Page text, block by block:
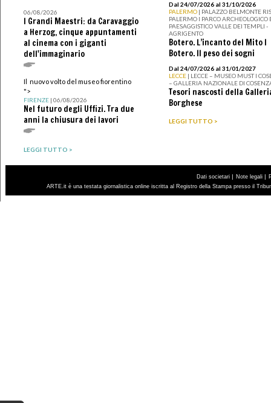
06/08/2026
I Grandi Maestri: da Caravaggio
a Herzog, cinque appuntamenti
al cinema con i giganti
dell'immaginario
Il nuovo volto del museo fiorentino
">
FIRENZE| 06/08/2026
Nel futuro degli Uffizi. Tra due
anni la chiusura dei lavori
LEGGI TUTTO >
Dal 24/07/2026 al 31/10/2026
PALERMO | PALAZZO BELMONTE
PALERMO I PARCO ARCHEOLOGICO
PAESAGGISTICO VALLE DEI TEMPLI -
AGRIGENTO
Botero. L’incanto del Mito I
Botero. Il peso dei sogni
Dal 24/07/2026 al 31/01/2027
LECCE | LECCE – MUSEO MUST I
– GALLERIA NAZIONALE DI
Tesori nascosti della
Borghese
LEGGI TUTTO >
Dati societari | Note legali |
ARTE.it è una testata giornalistica online iscritta al Registro della Stampa presso il